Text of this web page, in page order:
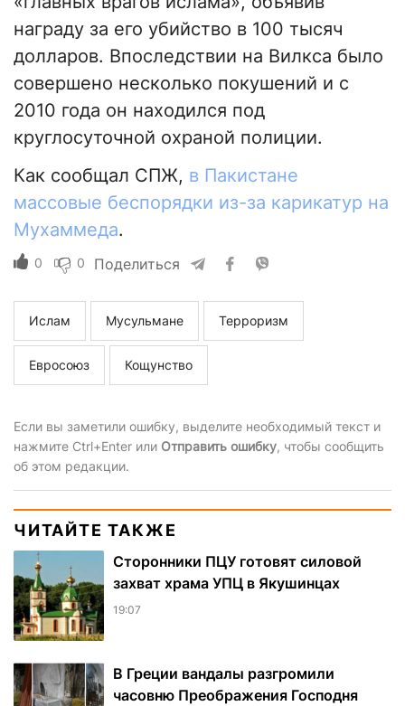
награду за его убийство в 100 тысяч
долларов. Впоследствии на Вилкса было
совершено несколько покушений и с
2010 года он находился под
круглосуточной охраной полиции.
Как сообщал СПЖ, в Пакистане
массовые беспорядки из-за карикатур на
Мухаммеда.
0 0 Поделиться
Ислам Мусульмане Терроризм
Евросоюз Кощунство
Если вы заметили ошибку, выделите необходимый текст и
нажмите Ctrl+Enter или Отправить ошибку, чтобы сообщить
об этом редакции.
ЧИТАЙТЕ ТАКЖЕ
Сторонники ПЦУ готовят силовой
захват храма УПЦ в Якушинцах
19:07
В Греции вандалы разгромили
часовню Преображения Господня